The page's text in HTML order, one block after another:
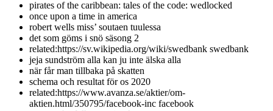
pirates of the caribbean: tales of the code: wedlocked
once upon a time in america
robert wells miss’ soutaen tuulessa
det som göms i snö säsong 2
related:https://sv.wikipedia.org/wiki/swedbank swedbank
jeja sundström alla kan ju inte älska alla
när får man tillbaka på skatten
schema och resultat för os 2020
related:https://www.avanza.se/aktier/om-
aktien.html/350795/facebook-inc facebook